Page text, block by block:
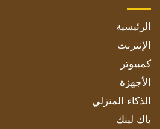
الرئيسية
الإنترنت
كمبيوتر
الأجهزة
الذكاء المنزلي
باك لينك